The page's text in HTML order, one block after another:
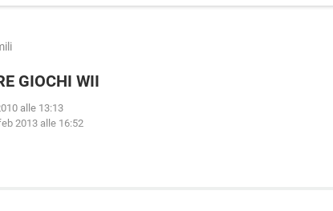
GIOCHI WII
alle 13:13
2013 alle 16:52